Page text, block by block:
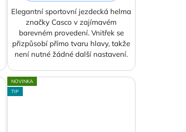
Elegantní sportovní jezdecká helma
značky Casco v zajímavém
barevném provedení. Vnitřek se
přizpůsobí přímo tvaru hlavy, takže
není nutné žádné další nastavení.
NOVINKA
TIP